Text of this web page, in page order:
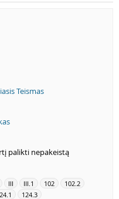
Teismas
palikti nepakeistą
III III.1 102
102.2
124.3